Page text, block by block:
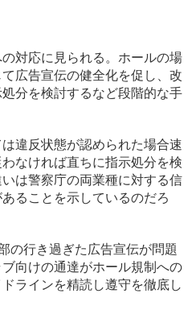
対応に見られる。ホールの場
広告宣伝の健全化を促し、改
分を検討するなど段階的な手
違反状態が認められた場合速
なければ直ちに指示処分を検
は警察庁の両業種に対する信
ることを示しているのだろ
の行き過ぎた広告宣伝が問題
向けの通達がホール規制への
ラインを精読し遵守を徹底し